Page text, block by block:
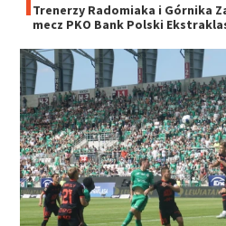
Trenerzy Radomiaka i Górnika
mecz PKO Bank Polski